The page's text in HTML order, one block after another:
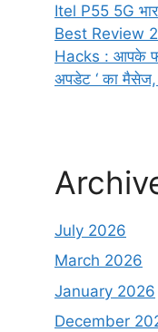
Itel P55 5G
Best Review
Hacks : आपके
अपडेट ‘ का
July 2026
March 2026
January 2026
December